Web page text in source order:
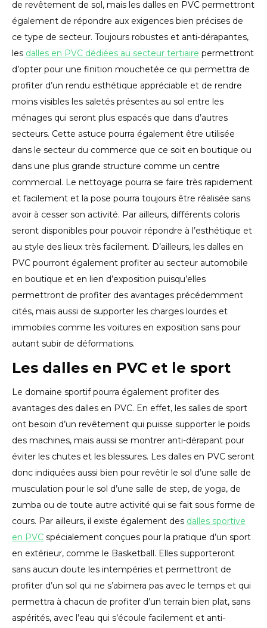
de revêtement de sol, mais les dalles en PVC permettront
également de répondre aux exigences bien précises de
ce type de secteur. Toujours robustes et anti-dérapantes,
les dalles en PVC dédiées au secteur tertiaire permettront
d’opter pour une finition mouchetée ce qui permettra de
profiter d’un rendu esthétique appréciable et de rendre
moins visibles les saletés présentes au sol entre les
ménages qui seront plus espacés que dans d’autres
secteurs. Cette astuce pourra également être utilisée
dans le secteur du commerce que ce soit en boutique ou
dans une plus grande structure comme un centre
commercial. Le nettoyage pourra se faire très rapidement
et facilement et la pose pourra toujours être réalisée sans
avoir à cesser son activité. Par ailleurs, différents coloris
seront disponibles pour pouvoir répondre à l’esthétique et
au style des lieux très facilement. D’ailleurs, les dalles en
PVC pourront également profiter au secteur automobile
en boutique et en lien d’exposition puisqu’elles
permettront de profiter des avantages précédemment
cités, mais aussi de supporter les charges lourdes et
immobiles comme les voitures en exposition sans pour
autant subir de déformations.
Les dalles en PVC et le sport
Le domaine sportif pourra également profiter des
avantages des dalles en PVC. En effet, les salles de sport
ont besoin d’un revêtement qui puisse supporter le poids
des machines, mais aussi se montrer anti-dérapant pour
éviter les chutes et les blessures. Les dalles en PVC seront
donc indiquées aussi bien pour revêtir le sol d’une salle de
musculation pour le sol d’une salle de step, de yoga, de
zumba ou de toute autre activité qui se fait sous forme de
cours. Par ailleurs, il existe également des dalles sportive
en PVC spécialement conçues pour la pratique d’un sport
en extérieur, comme le Basketball. Elles supporteront
sans aucun doute les intempéries et permettront de
profiter d’un sol qui ne s’abimera pas avec le temps et qui
permettra à chacun de profiter d’un terrain bien plat, sans
aspérités, avec l’eau qui s’écoule facilement et anti-